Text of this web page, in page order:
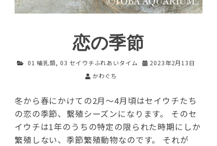
恋の季節
01 哺乳類, 03 セイウチふれあいタイム
2023年2月13日
かわぐち
冬から春にかけての2月～4月頃はセイウチたち
の恋の季節、繫殖シーズンになります。 そのセ
イウチは1年のうちの特定の限られた時期にしか
繁殖しない、季節繁殖動物なのです。 それが